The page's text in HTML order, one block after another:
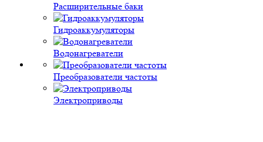
Расширительные баки
Гидроаккумуляторы
Водонагреватели
Преобразователи частоты
Электроприводы